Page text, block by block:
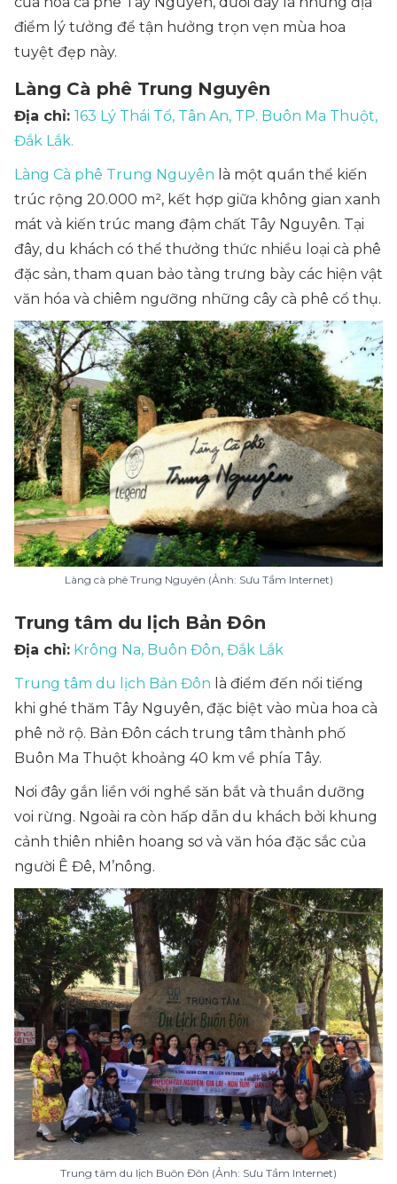
điểm lý tưởng để tận hưởng trọn vẹn mùa hoa
tuyệt đẹp này.
Làng Cà phê Trung Nguyên
Địa chỉ: 163 Lý Thái Tổ, Tân An, TP. Buôn Ma Thuột,
Đắk Lắk.
Làng Cà phê Trung Nguyên là một quần thể kiến
trúc rộng 20.000 m², kết hợp giữa không gian xanh
mát và kiến trúc mang đậm chất Tây Nguyên. Tại
đây, du khách có thể thưởng thức nhiều loại cà phê
đặc sản, tham quan bảo tàng trưng bày các hiện vật
văn hóa và chiêm ngưỡng những cây cà phê cổ thụ.
Làng cà phê Trung Nguyên (Ảnh: Sưu Tầm Internet)
Trung tâm du lịch Bản Đôn
Địa chỉ: Krông Na, Buôn Đôn, Đắk Lắk
Trung tâm du lịch Bản Đôn là điểm đến nổi tiếng
khi ghé thăm Tây Nguyên, đặc biệt vào mùa hoa cà
phê nở rộ. Bản Đôn cách trung tâm thành phố
Buôn Ma Thuột khoảng 40 km về phía Tây.
Nơi đây gắn liền với nghề săn bắt và thuần dưỡng
voi rừng. Ngoài ra còn hấp dẫn du khách bởi khung
cảnh thiên nhiên hoang sơ và văn hóa đặc sắc của
người Ê Đê, M’nông.
Trung tâm du lịch Buôn Đôn (Ảnh: Sưu Tầm Internet)